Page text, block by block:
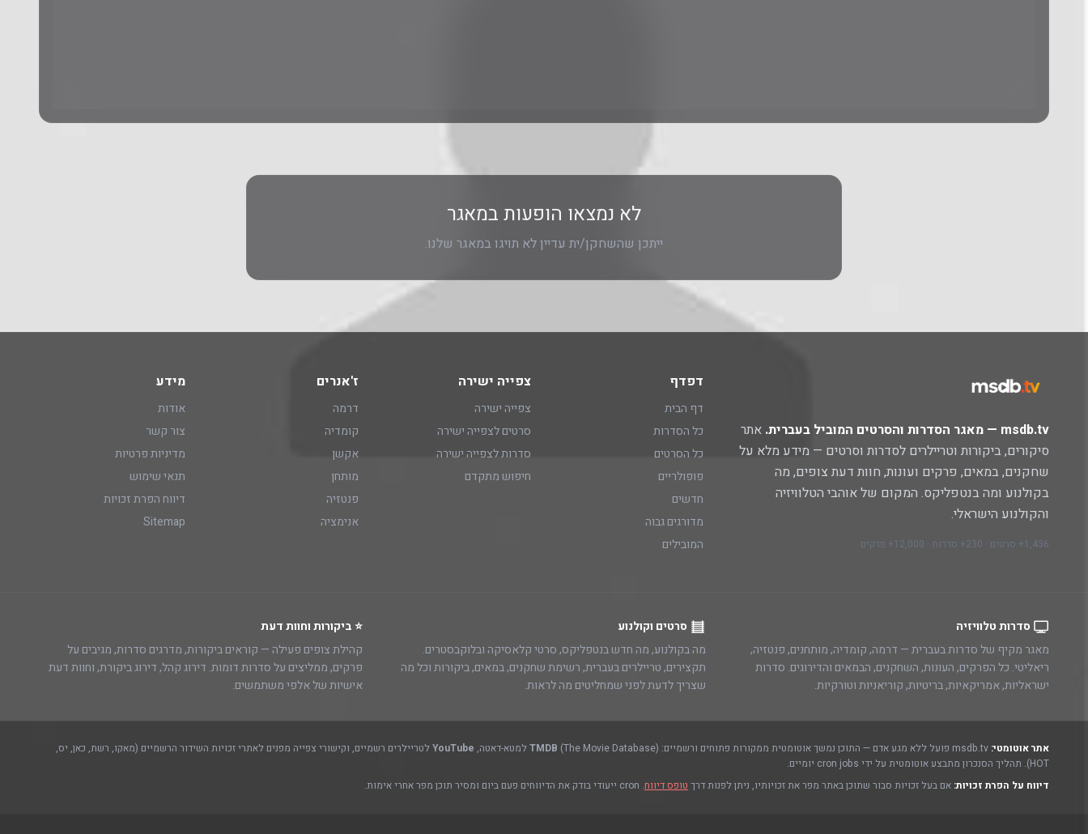
לא נמצאו הופעות במאגר
ייתכן שהשחקן/ית עדיין לא תויגו במאגר שלנו.
msdb.tv — מאגר הסדרות והסרטים המוביל בעברית.
אתר
סיקורים, ביקורות וטריילרים לסדרות וסרטים — מידע מלא על
שחקנים, במאים, פרקים ועונות, חוות דעת צופים, מה
בקולנוע ומה בנטפליקס. המקום של אוהבי הטלוויזיה
והקולנוע הישראלי.
1,436+ סרטים · 230+ סדרות · 12,000+ פרקים
דפדף
דף הבית
כל הסדרות
כל הסרטים
פופולריים
חדשים
מדורגים גבוה
המובילים
צפייה ישירה
צפייה ישירה
סרטים לצפייה ישירה
סדרות לצפייה ישירה
חיפוש מתקדם
ז'אנרים
דרמה
קומדיה
אקשן
מותחן
פנטזיה
אנימציה
מידע
אודות
צור קשר
מדיניות פרטיות
תנאי שימוש
דיווח הפרת זכויות
Sitemap
סדרות טלוויזיה
מאגר מקיף של סדרות בעברית — דרמה, קומדיה, מותחנים, פנטזיה,
ריאליטי. כל הפרקים, העונות, השחקנים, הבמאים והדירוגים. סדרות
ישראליות, אמריקאיות, בריטיות, קוריאניות וטורקיות.
סרטים וקולנוע
מה בקולנוע, מה חדש בנטפליקס, סרטי קלאסיקה ובלוקבסטרים.
תקצירים, טריילרים בעברית, רשימת שחקנים, במאים, ביקורות וכל מה
שצריך לדעת לפני שמחליטים מה לראות.
⭐ ביקורות וחוות דעת
קהילת צופים פעילה — קוראים ביקורות, מדרגים סדרות, מגיבים על
פרקים, ממליצים על סדרות דומות. דירוג קהל, דירוג ביקורת, וחוות דעת
אישיות של אלפי משתמשים.
אתר אוטומטי: TMDB (The Movie Database) למטא-דאטה, YouTubeלטריילרים רשמיים, וקישורי צפייה מפנים לאתרי זכויות השידור הרשמיים (מאקו, רשת, כאן, יס,
HOT). תהליך הסנכרון מתבצע אוטומטית על ידי cron jobs יומיים.
דיווח על הפרת זכויות: אם בעל זכויות סבור שתוכן באתר מפר את זכויותיו, ניתן לפנות דרך טופס דיווח. cron ייעודי בודק את הדיווחים פעם ביום ומסיר תוכן מפר אחרי אימות.